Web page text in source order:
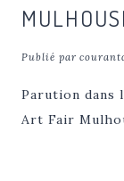
Publié par
Parution dans
Art Fair